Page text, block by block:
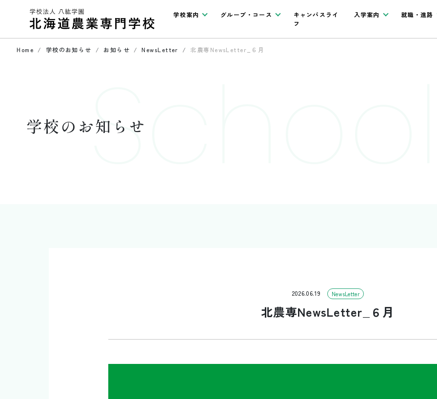
学校案内 グループ・コース
キャンパスライ
フ
入学案内 就職・進路
Home 学校のお知らせ お知らせ NewsLetter 北農専NewsLetter_６月
学校のお知らせ
2026.06.19 NewsLetter
北農専NewsLetter_６月